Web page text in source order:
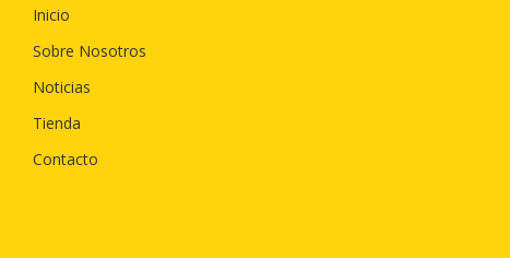
Inicio
Sobre Nosotros
Noticias
Tienda
Contacto